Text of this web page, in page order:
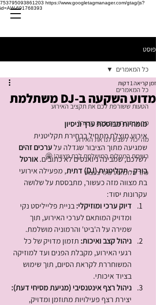
753795093861203 https://www.googletagmanager.com/gtag/js?
id=AW-691768393
פוסט
כל המאמרים
הטעות ששורפת לכם את תקציב האירוע
מה אנחנו חוגגות בבת מצווה?
מה יכול לשבש לנו את האירוע
רשימת המטלות המושלמת לבת מצווה! 🤩
כתר מלוכה או כתר צעצוע
כל המאמרים
מדוע השקעה ב-DJ משתלמת
זמן קריאה 1 דקות
מומחיות מבוססת ערך וניסיון
אירוע מוצלח מתחיל בבחירת תקליטנית
שמגיעה מתוך הציבור שגדלה על ערכים זהים
לשלכם, שמבינה ניואנסים לא כתובים. אורטל
בורק - תקליטנית (DJ) דתית
, מפעילה אירועי
בת מצווה מזה כעשור, מתבססת על שלושה
עקרונות יסוד:
דיוק ערכי ומוזיקלי: בניית פלייליסט נקי
ומדויק המותאם לערכי האירוע, תוך
שמירה על ה'ביט' והרמוניה מושלמת.
ניהול קצב ואיכות: תזמון מדויק של כל
רגעי האירוע, מקבלת הפנים ועד למוזיקה
המשוחררת לקראת הסיום, תוך שימוש
בציוד איכותי.
ניהול רצף אינטנסיבי (מניעת מסיחי דעת):
יצירת רצף פעילויות מתוזמן ומדויק,